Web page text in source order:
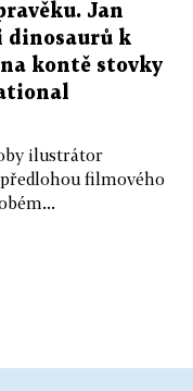
Jan
dinosaurů k
kontě stovky
ilustrátor
filmového